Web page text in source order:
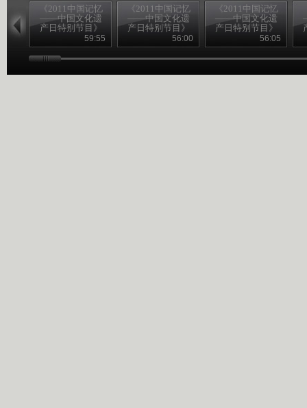
《2011中国记忆
——中国文化遗
产日特别节目》
20110611 （一）
59:55
《2011中国记忆
——中国文化遗
产日特别节目》
20110611 （二）
56:00
《2011中国记忆
——中国文化遗
产日特别节目》
20110611 （三）
56:05